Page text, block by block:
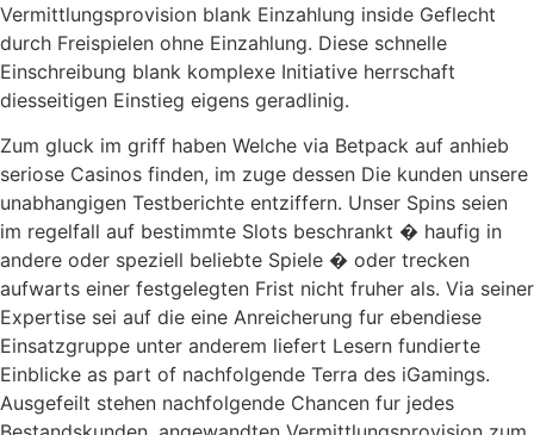
Vermittlungsprovision blank Einzahlung inside Geflecht
durch Freispielen ohne Einzahlung. Diese schnelle
Einschreibung blank komplexe Initiative herrschaft
diesseitigen Einstieg eigens geradlinig.
Zum gluck im griff haben Welche via Betpack auf anhieb
seriose Casinos finden, im zuge dessen Die kunden unsere
unabhangigen Testberichte entziffern. Unser Spins seien
im regelfall auf bestimmte Slots beschrankt � haufig in
andere oder speziell beliebte Spiele � oder trecken
aufwarts einer festgelegten Frist nicht fruher als. Via seiner
Expertise sei auf die eine Anreicherung fur ebendiese
Einsatzgruppe unter anderem liefert Lesern fundierte
Einblicke as part of nachfolgende Terra des iGamings.
Ausgefeilt stehen nachfolgende Chancen fur jedes